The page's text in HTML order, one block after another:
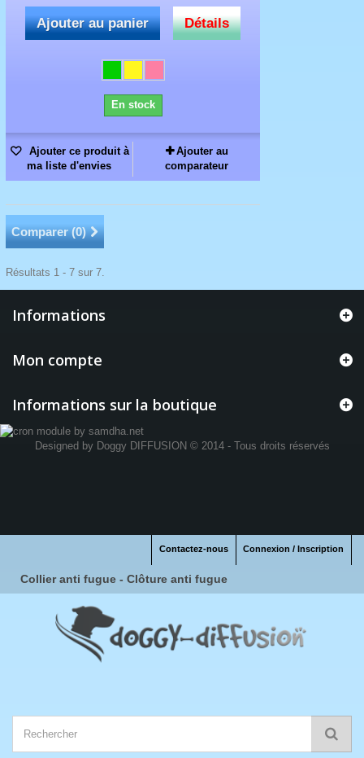
Ajouter au panier Détails
En stock
Ajouter ce produit à
ma liste d'envies
Ajouter au
comparateur
Comparer (0)
Résultats 1 - 7 sur 7.
Informations
Mon compte
Informations sur la boutique
Designed by Doggy DIFFUSION © 2014 - Tous droits réservés
Connexion / Inscription
Contactez-nous
Collier anti fugue - Clôture anti fugue